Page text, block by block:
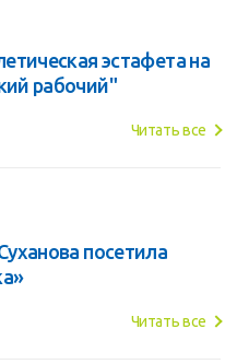
эстафета на
рабочий"
Читать все
посетила
Читать все